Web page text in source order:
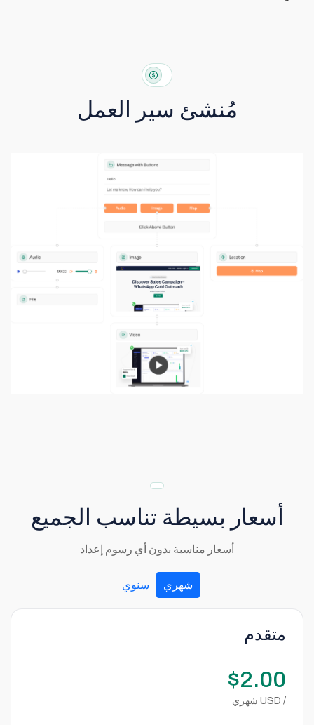
مُنشئ سير العمل
أسعار بسيطة تناسب الجميع
أسعار مناسبة بدون أي رسوم إعداد
شهري سنوي
متقدم
$2.00
/ USD شهري